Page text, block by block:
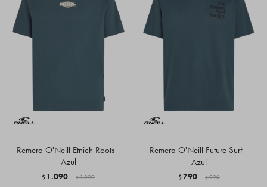
Remera O'Neill Etnich Roots -
Azul
$ 1.090 $ 1.290
Remera O'Neill Future Surf -
Azul
$790 $ 990